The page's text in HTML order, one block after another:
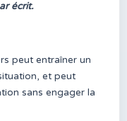
écrit.
peut entraîner un
et peut
sans engager la